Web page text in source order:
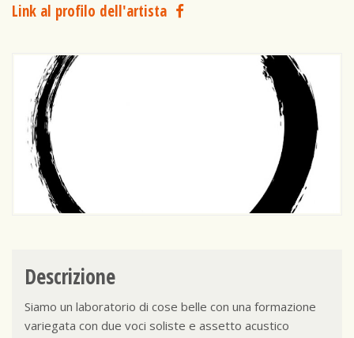
Link al profilo dell'artista
Descrizione
Siamo un laboratorio di cose belle con una formazione
variegata con due voci soliste e assetto acustico